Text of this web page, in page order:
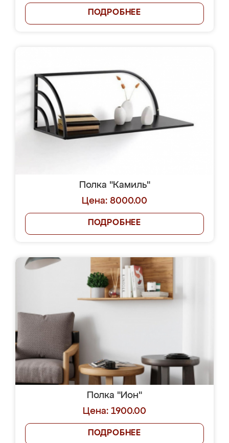
ПОДРОБНЕЕ
Полка "Камиль"
Цена: 8000.00
ПОДРОБНЕЕ
Полка "Ион"
Цена: 1900.00
ПОДРОБНЕЕ